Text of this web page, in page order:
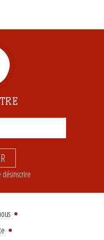
désinscrire